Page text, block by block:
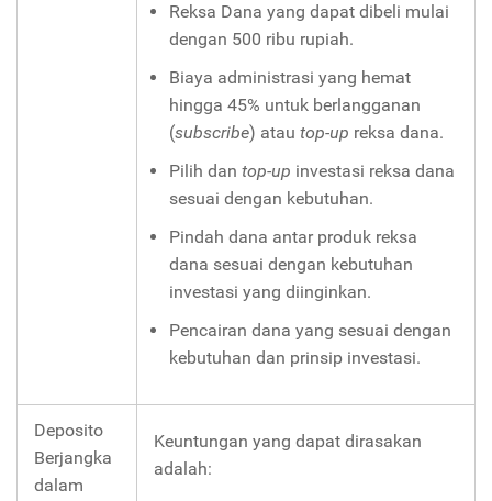
Reksa Dana yang dapat dibeli mulai
dengan 500 ribu rupiah.
Biaya administrasi yang hemat
hingga 45% untuk berlangganan
(subscribe) atau top-up reksa dana.
Pilih dan top-up investasi reksa dana
sesuai dengan kebutuhan.
Pindah dana antar produk reksa
dana sesuai dengan kebutuhan
investasi yang diinginkan.
Pencairan dana yang sesuai dengan
kebutuhan dan prinsip investasi.
Deposito
Berjangka
dalam
Keuntungan yang dapat dirasakan
adalah: